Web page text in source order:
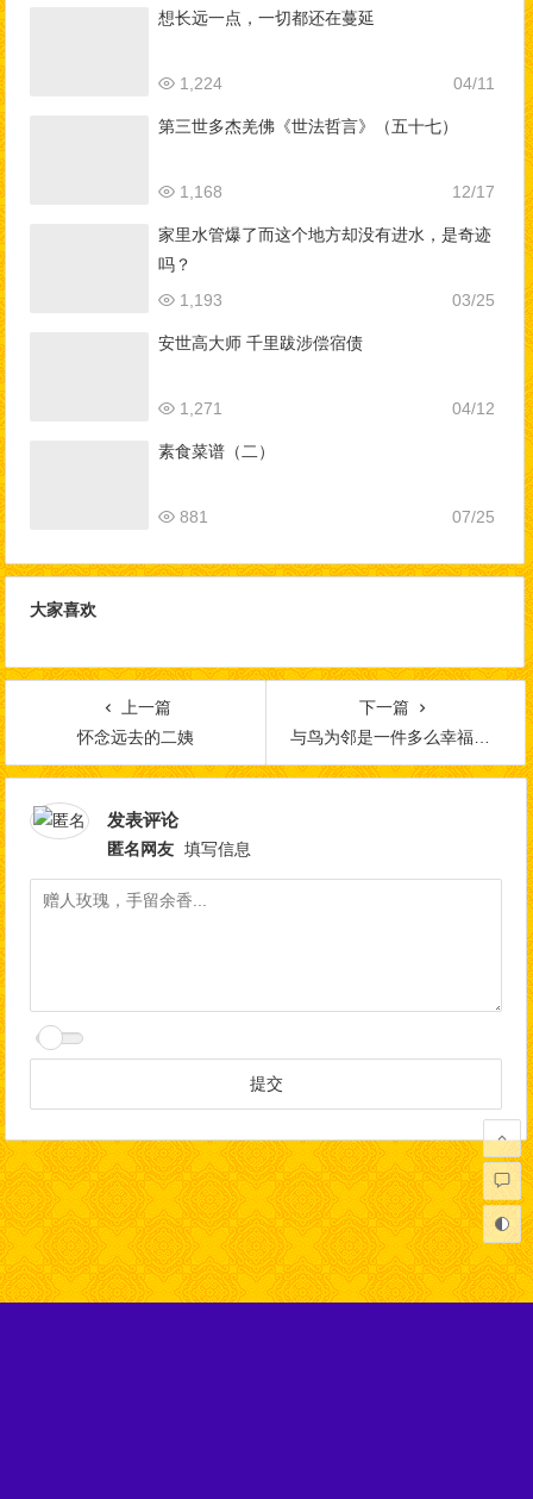
想长远一点，一切都还在蔓延
04/11
1,224
第三世多杰羌佛《世法哲言》（五十七）
12/17
1,168
家里水管爆了而这个地方却没有进水，是奇迹
吗？
03/25
1,193
安世高大师 千里跋涉偿宿债
04/12
1,271
素食菜谱（二）
07/25
881
大家喜欢
上一篇
怀念远去的二姨
下一篇
与鸟为邻是一件多么幸福的事
发表评论
匿名网友 填写信息